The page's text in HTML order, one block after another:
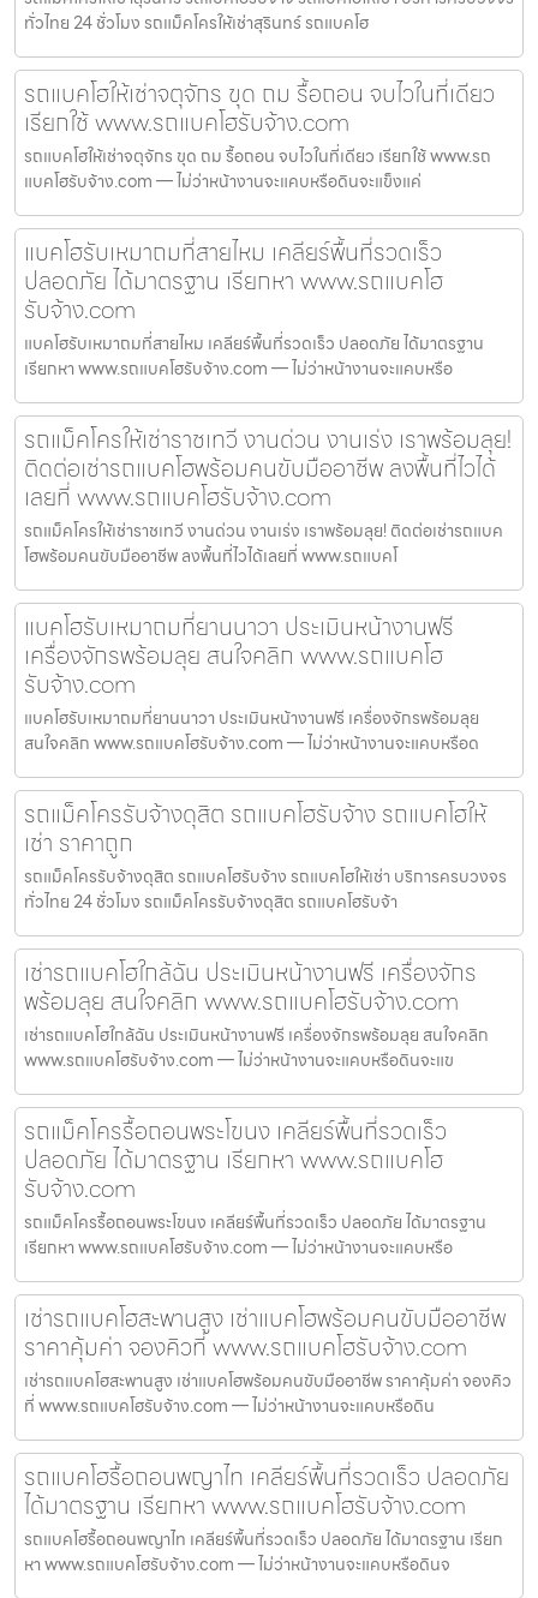
ทั่วไทย 24 ชั่วโมง รถแม็คโครให้เช่าสุรินทร์ รถแบคโฮ
รถแบคโฮให้เช่าจตุจักร ขุด ถม รื้อถอน จบไวในที่เดียว
เรียกใช้ www.รถแบคโฮรับจ้าง.com
รถแบคโฮให้เช่าจตุจักร ขุด ถม รื้อถอน จบไวในที่เดียว เรียกใช้ www.รถ
แบคโฮรับจ้าง.com — ไม่ว่าหน้างานจะแคบหรือดินจะแข็งแค่
แบคโฮรับเหมาถมที่สายไหม เคลียร์พื้นที่รวดเร็ว
ปลอดภัย ได้มาตรฐาน เรียกหา www.รถแบคโฮ
รับจ้าง.com
แบคโฮรับเหมาถมที่สายไหม เคลียร์พื้นที่รวดเร็ว ปลอดภัย ได้มาตรฐาน
เรียกหา www.รถแบคโฮรับจ้าง.com — ไม่ว่าหน้างานจะแคบหรือ
รถแม็คโครให้เช่าราชเทวี งานด่วน งานเร่ง เราพร้อมลุย!
ติดต่อเช่ารถแบคโฮพร้อมคนขับมืออาชีพ ลงพื้นที่ไวได้
เลยที่ www.รถแบคโฮรับจ้าง.com
รถแม็คโครให้เช่าราชเทวี งานด่วน งานเร่ง เราพร้อมลุย! ติดต่อเช่ารถแบค
โฮพร้อมคนขับมืออาชีพ ลงพื้นที่ไวได้เลยที่ www.รถแบคโ
แบคโฮรับเหมาถมที่ยานนาวา ประเมินหน้างานฟรี
เครื่องจักรพร้อมลุย สนใจคลิก www.รถแบคโฮ
รับจ้าง.com
แบคโฮรับเหมาถมที่ยานนาวา ประเมินหน้างานฟรี เครื่องจักรพร้อมลุย
สนใจคลิก www.รถแบคโฮรับจ้าง.com — ไม่ว่าหน้างานจะแคบหรือด
รถแม็คโครรับจ้างดุสิต รถแบคโฮรับจ้าง รถแบคโฮให้
เช่า ราคาถูก
รถแม็คโครรับจ้างดุสิต รถแบคโฮรับจ้าง รถแบคโฮให้เช่า บริการครบวงจร
ทั่วไทย 24 ชั่วโมง รถแม็คโครรับจ้างดุสิต รถแบคโฮรับจ้า
เช่ารถแบคโฮใกล้ฉัน ประเมินหน้างานฟรี เครื่องจักร
พร้อมลุย สนใจคลิก www.รถแบคโฮรับจ้าง.com
เช่ารถแบคโฮใกล้ฉัน ประเมินหน้างานฟรี เครื่องจักรพร้อมลุย สนใจคลิก
www.รถแบคโฮรับจ้าง.com — ไม่ว่าหน้างานจะแคบหรือดินจะแข
รถแม็คโครรื้อถอนพระโขนง เคลียร์พื้นที่รวดเร็ว
ปลอดภัย ได้มาตรฐาน เรียกหา www.รถแบคโฮ
รับจ้าง.com
รถแม็คโครรื้อถอนพระโขนง เคลียร์พื้นที่รวดเร็ว ปลอดภัย ได้มาตรฐาน
เรียกหา www.รถแบคโฮรับจ้าง.com — ไม่ว่าหน้างานจะแคบหรือ
เช่ารถแบคโฮสะพานสูง เช่าแบคโฮพร้อมคนขับมืออาชีพ
ราคาคุ้มค่า จองคิวที่ www.รถแบคโฮรับจ้าง.com
เช่ารถแบคโฮสะพานสูง เช่าแบคโฮพร้อมคนขับมืออาชีพ ราคาคุ้มค่า จองคิว
ที่ www.รถแบคโฮรับจ้าง.com — ไม่ว่าหน้างานจะแคบหรือดิน
รถแบคโฮรื้อถอนพญาไท เคลียร์พื้นที่รวดเร็ว ปลอดภัย
ได้มาตรฐาน เรียกหา www.รถแบคโฮรับจ้าง.com
รถแบคโฮรื้อถอนพญาไท เคลียร์พื้นที่รวดเร็ว ปลอดภัย ได้มาตรฐาน เรียก
หา www.รถแบคโฮรับจ้าง.com — ไม่ว่าหน้างานจะแคบหรือดินจ